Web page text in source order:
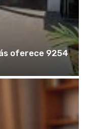
oferece 9254